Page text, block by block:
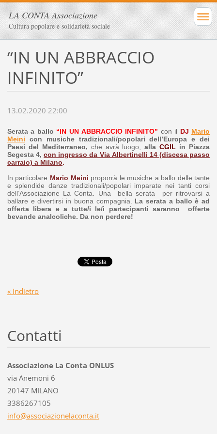
LA CONTA Associazione
Cultura popolare e solidarietà sociale
“IN UN ABBRACCIO
INFINITO”
13.02.2020 22:00
Serata a ballo “IN UN ABBRACCIO INFINITO” con il DJ Mario
Meini
con musiche tradizionali/popolari dell’Europa e dei
Paesi del Mediterraneo, che avrà luogo,allaCGIL in Piazza
Segesta 4,con ingresso da Via Albertinelli 14 (discesa passo
carraio) a Milano.
In particolare Mario Meini proporrà le musiche a ballo delle tante
e splendide danze tradizionali/popolari imparate nei tanti corsi
dell’Associazione La Conta. Una bella serata per ritrovarsi a
ballare e divertirsi in buona compagnia
La serata a ballo è ad
offerta libera e a tutte/i le/i partecipanti saranno offerte
bevande analcoliche. Da non perdere!
« Indietro
Contatti
Associazione La Conta ONLUS
via Anemoni 6
20147 MILANO
3386267105
info@associazionelaconta.it